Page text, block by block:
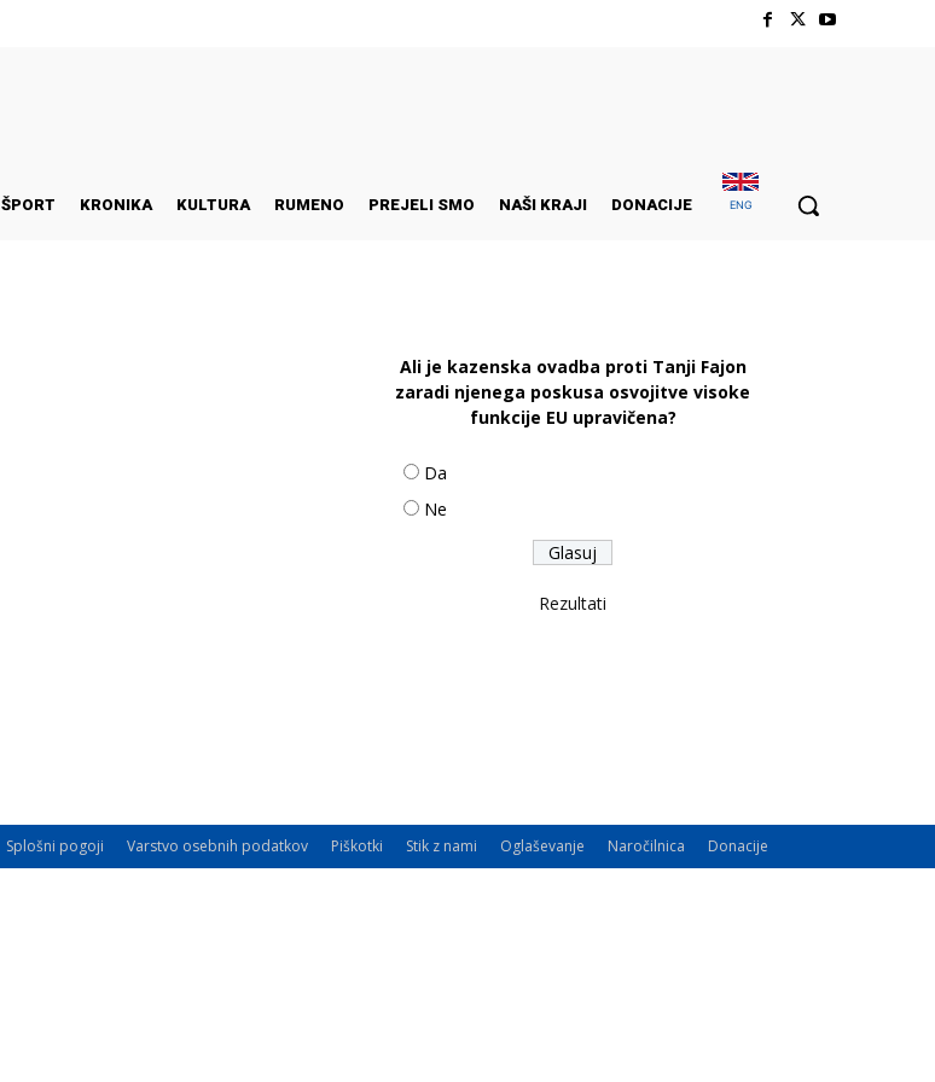
ŠPORT KRONIKA KULTURA RUMENO PREJELI SMO NAŠI KRAJI DONACIJE ENG
Ali je kazenska ovadba proti Tanji Fajon
zaradi njenega poskusa osvojitve visoke
funkcije EU upravičena?
Da
Ne
Rezultati
Splošni pogoji Varstvo osebnih podatkov Piškotki Stik z nami Oglaševanje Naročilnica Donacije